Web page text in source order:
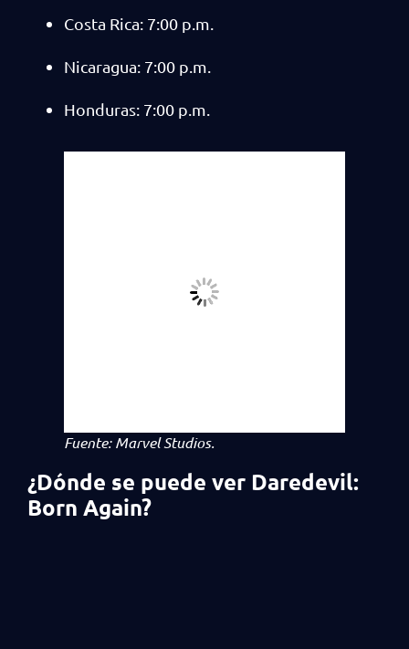
Costa Rica: 7:00 p.m.
Nicaragua: 7:00 p.m.
Honduras: 7:00 p.m.
Fuente: Marvel Studios.
¿Dónde se puede ver Daredevil:
Born Again?